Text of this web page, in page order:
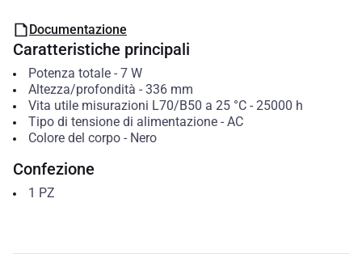
Documentazione
Caratteristiche principali
Potenza totale- 7 W
Altezza/profondità - 336 mm
Vita utile misurazioni L70/B50 a 25 °C- 25000 h
Tipo di tensione di alimentazione- AC
Colore del corpo- Nero
Confezione
1 PZ